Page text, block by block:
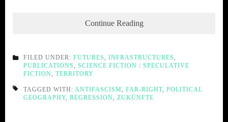
Continue Reading
FILED UNDER: FUTURES, INFRASTRUCTURES,
PUBLICATIONS, SCIENCE FICTION / SPECULATIVE
FICTION, TERRITORY
TAGGED WITH: ANTIFASCISM, FAR-RIGHT, POLITICAL
GEOGRAPHY, REGRESSION, ZUKÜNFTE